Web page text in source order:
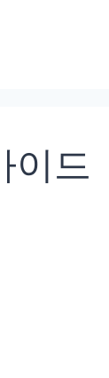
이드